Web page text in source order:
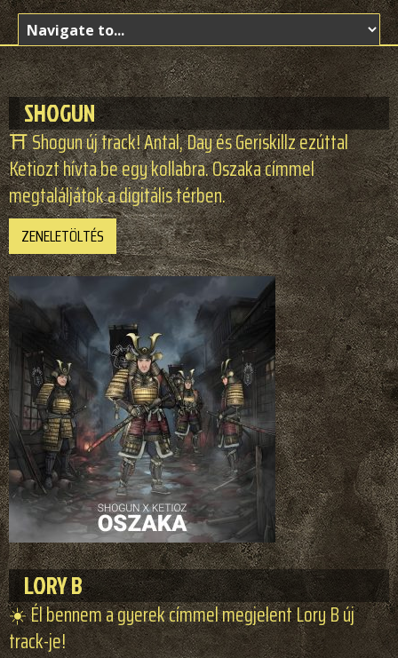
SHOGUN
⛩️ Shogun új track! Antal, Day és Geriskillz ezúttal
Ketiozt hívta be egy kollabra. Oszaka címmel
megtaláljátok a digitális térben.
ZENELETÖLTÉS
LORY B
☀️ Él bennem a gyerek címmel megjelent Lory B új
track-je!